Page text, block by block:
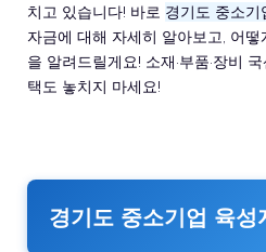
치고 있습니다! 바로 경기도 중소기
자금에 대해 자세히 알아보고, 어
을 알려드릴게요! 소재·부품·장비
택도 놓치지 마세요!
경기도 중소기업 육성